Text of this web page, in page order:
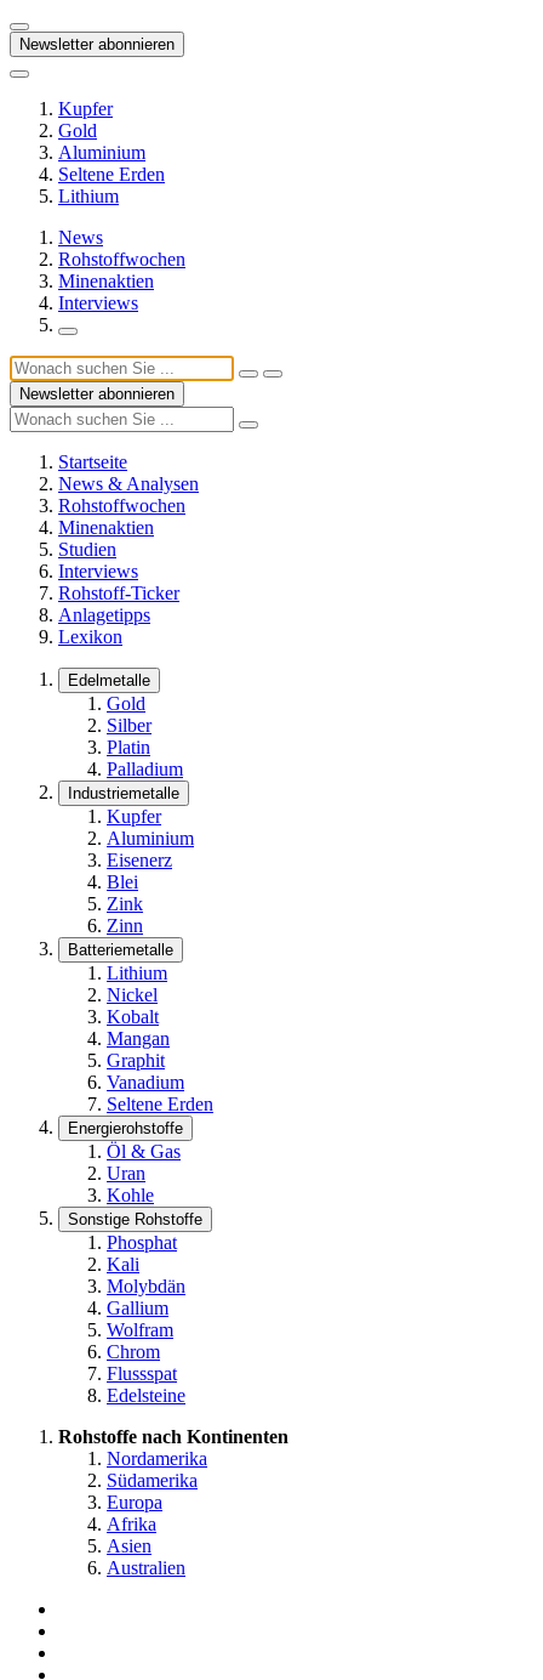
Newsletter abonnieren
Kupfer
Gold
Aluminium
Seltene Erden
Lithium
News
Rohstoffwochen
Minenaktien
Interviews
Newsletter abonnieren
Startseite
News & Analysen
Rohstoffwochen
Minenaktien
Studien
Interviews
Rohstoff-Ticker
Anlagetipps
Lexikon
Edelmetalle
Gold
Silber
Platin
Palladium
Industriemetalle
Kupfer
Aluminium
Eisenerz
Blei
Zink
Zinn
Batteriemetalle
Lithium
Nickel
Kobalt
Mangan
Graphit
Vanadium
Seltene Erden
Energierohstoffe
Öl & Gas
Uran
Kohle
Sonstige Rohstoffe
Phosphat
Kali
Molybdän
Gallium
Wolfram
Chrom
Flussspat
Edelsteine
Rohstoffe nach Kontinenten
Nordamerika
Südamerika
Europa
Afrika
Asien
Australien